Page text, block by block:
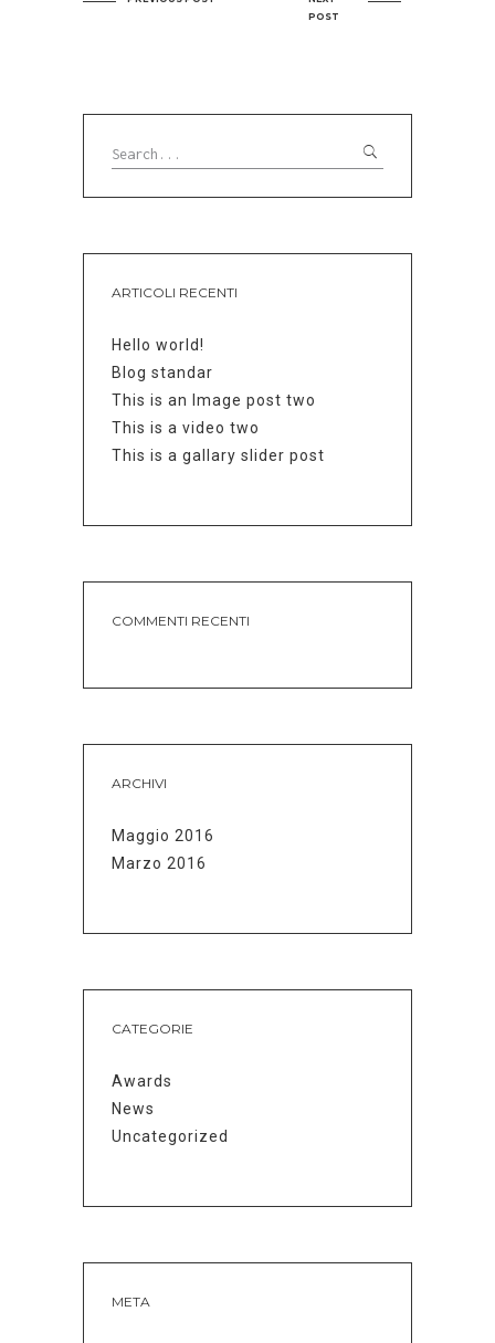
ARTICOLI RECENTI
Hello world!
Blog standar
This is an Image post two
This is a video two
This is a gallary slider post
COMMENTI RECENTI
ARCHIVI
Maggio 2016
Marzo 2016
CATEGORIE
Awards
News
Uncategorized
META
POST